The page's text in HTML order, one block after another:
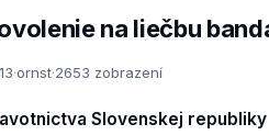
na liečbu
·ornst·2653 zobrazení
Slovenskej republiky